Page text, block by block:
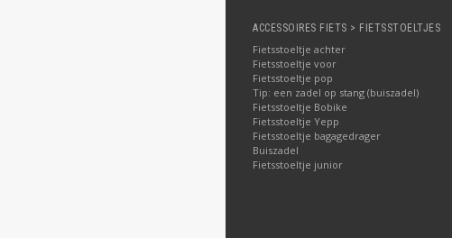
ACCESSOIRES FIETS > FIETSSTOELTJES
Fietsstoeltje achter
Fietsstoeltje voor
Fietsstoeltje pop
Tip: een zadel op stang (buiszadel)
Fietsstoeltje Bobike
Fietsstoeltje Yepp
Fietsstoeltje bagagedrager
Buiszadel
Fietsstoeltje junior